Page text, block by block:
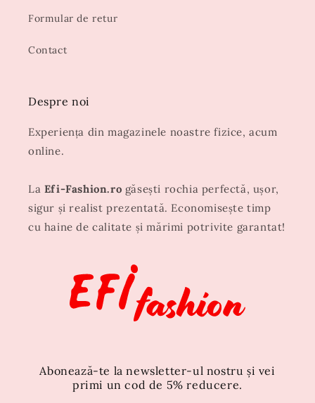
Formular de retur
Contact
Despre noi
Experiența din magazinele noastre fizice, acum
online.
La Efi-Fashion.ro găsești rochia perfectă, ușor,
sigur și realist prezentată. Economisește timp
cu haine de calitate și mărimi potrivite garantat!
Abonează-te la newsletter-ul nostru și vei
primi un cod de 5% reducere.